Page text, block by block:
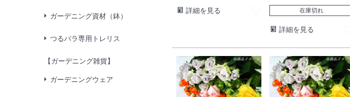
ガーデニング資材（鉢）
つるバラ専用トレリス
【ガーデニング雑貨】
ガーデニングウェア
詳細を見る 在庫切れ
詳細を見る